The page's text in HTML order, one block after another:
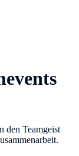
den Teamgeist